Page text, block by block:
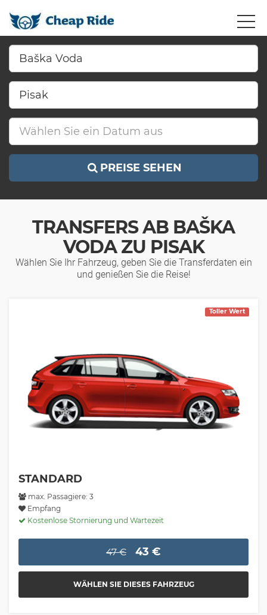
PREISE SEHEN
TRANSFERS AB BAŠKA
VODA ZU PISAK
Wählen Sie Ihr Fahrzeug, geben Sie die Transferdaten ein
und genießen Sie die Reise!
Toller Wert
STANDARD
max. Passagiere: 3
Empfang
Kostenlose Stornierung und Wartezeit
47 € 43 €
WÄHLEN SIE DIESES FAHRZEUG